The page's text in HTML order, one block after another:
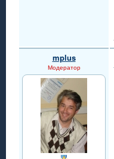
mplus
Модератор